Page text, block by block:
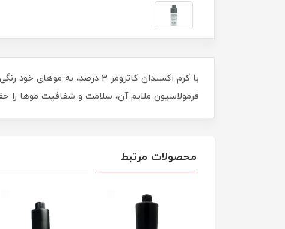
فرمولاسیون ملایم آن، سلامت و شفافیت موها را
محصولات مرتبط